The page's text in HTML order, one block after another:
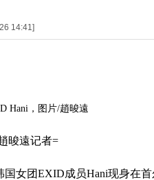
14:41]
Hani，图片/趙晙遠
晙遠记者=
女团EXID成员Hani现身在